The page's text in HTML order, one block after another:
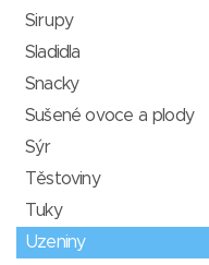
Sirupy
Sladidla
Snacky
Sušené ovoce a plody
Sýr
Těstoviny
Tuky
Uzeniny